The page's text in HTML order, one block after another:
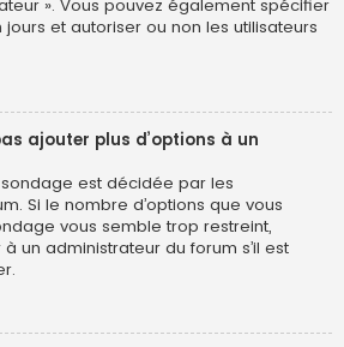
». Vous pouvez également spécifier
et autoriser ou non les utilisateurs
ajouter plus d’options à un
sondage est décidée par les
Si le nombre d’options que vous
vous semble trop restreint,
un administrateur du forum s’il est